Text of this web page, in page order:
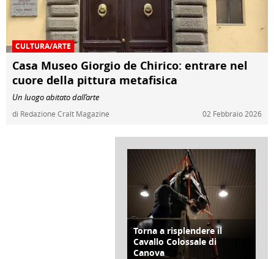
CULTURA/ARTE
Casa Museo Giorgio de Chirico: entrare nel
cuore della pittura metafisica
Un luogo abitato dall’arte
di Redazione Cralt Magazine 02 Febbraio 2026
CULTURA/ARTE
Torna a risplendere il
Cavallo Colossale di
Canova